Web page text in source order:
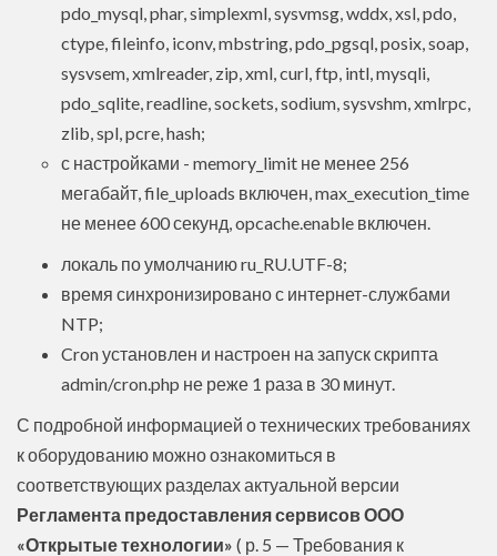
pdo_mysql, phar, simplexml, sysvmsg, wddx, xsl, pdo,
ctype, fileinfo, iconv, mbstring, pdo_pgsql, posix, soap,
sysvsem, xmlreader, zip, xml, curl, ftp, intl, mysqli,
pdo_sqlite, readline, sockets, sodium, sysvshm, xmlrpc,
zlib, spl, pcre, hash;
с настройками - memory_limit не менее 256
мегабайт, file_uploads включен, max_execution_time
не менее 600 секунд, opcache.enable включен.
локаль по умолчанию ru_RU.UTF-8;
время синхронизировано с интернет-службами
NTP;
Cron установлен и настроен на запуск скрипта
admin/cron.php не реже 1 раза в 30 минут.
С подробной информацией о технических требованиях
к оборудованию можно ознакомиться в
соответствующих разделах актуальной версии
Регламента предоставления сервисов ООО
«Открытые технологии» ( р. 5 — Требования к